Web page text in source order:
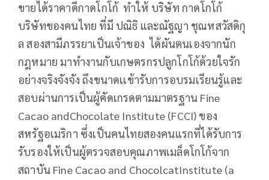
ขายได้ราคาดีกาดโกโก้ ทำให้ บริษัท กาดโกโก้
บริษัทของคนไทย ที่มี ปณิธิ และณัฐญา ชุณหสวัสดิกุ
ล สองสามีภรรยาเป็นเจ้าของ ได้ผันตนเองจากนัก
กฎหมาย มาทำงานกับเกษตรกรปลูกโกโก้ด้วยใจรัก
อย่างจริงจังจัง ถึงขนาดเเข้ารับการอบรมเรียนรู้และ
สอบผ่านการเป็นผู้คัดเกรดตามมาตรฐาน Fine
Cacao andChocolate Institute (FCCI) ของ
สหรัฐอเมริกา ซึ่งเป็นคนไทยสองคนแรกที่ได้รับการ
รับรองให้เป็นผู้ตรวจสอบคุณภาพเมล็ดโกโก้จาก
สถาบัน Fine Cacao and ChocolcatInstitute (a